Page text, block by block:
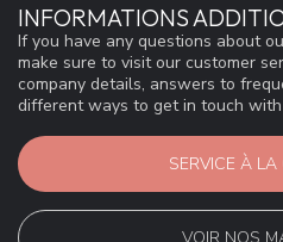
INFORMATIONS
If you have any questions about
make sure to visit our customer
company details, answers to
different ways to get in touch with
SERVICE À LA